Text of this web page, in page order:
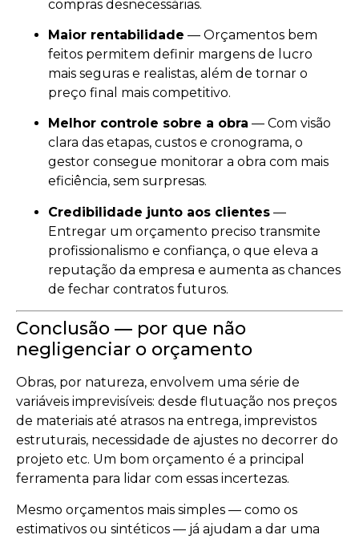
compras desnecessárias.
Maior rentabilidade — Orçamentos bem
feitos permitem definir margens de lucro
mais seguras e realistas, além de tornar o
preço final mais competitivo.
Melhor controle sobre a obra — Com visão
clara das etapas, custos e cronograma, o
gestor consegue monitorar a obra com mais
eficiência, sem surpresas.
Credibilidade junto aos clientes —
Entregar um orçamento preciso transmite
profissionalismo e confiança, o que eleva a
reputação da empresa e aumenta as chances
de fechar contratos futuros.
Conclusão — por que não
negligenciar o orçamento
Obras, por natureza, envolvem uma série de
variáveis imprevisíveis: desde flutuação nos preços
de materiais até atrasos na entrega, imprevistos
estruturais, necessidade de ajustes no decorrer do
projeto etc. Um bom orçamento é a principal
ferramenta para lidar com essas incertezas.
Mesmo orçamentos mais simples — como os
estimativos ou sintéticos — já ajudam a dar uma